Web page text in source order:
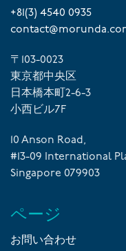
+81(3) 4540 0935
〒103-0023
東京都中央区
日本橋本町2-6-3
小西ビル7F
10 Anson Road,
#13-09 International
Singapore 079903
ページ
お問い合わせ